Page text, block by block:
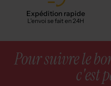
Expédition rapide
L'envoi se fait en 24H
Pour suivre le
c'est